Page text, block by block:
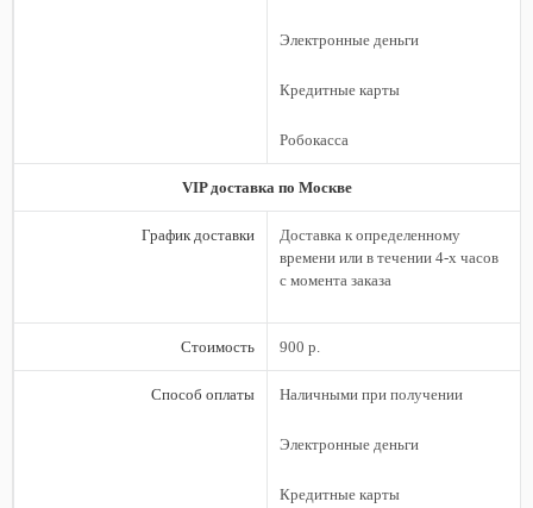
Электронные деньги
Кредитные карты
Робокасса
VIP доставка по Москве
График доставки
Доставка к определенному
времени или в течении 4-х часов
с момента заказа
Стоимость 900 р.
Способ оплаты Наличными при получении
Электронные деньги
Кредитные карты